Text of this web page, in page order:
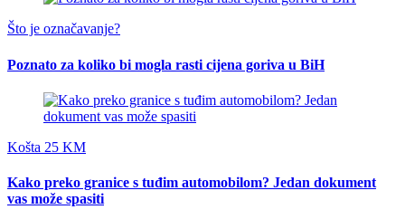
Što je označavanje?
Poznato za koliko bi mogla rasti cijena goriva u BiH
Košta 25 KM
Kako preko granice s tuđim automobilom? Jedan dokument
vas može spasiti